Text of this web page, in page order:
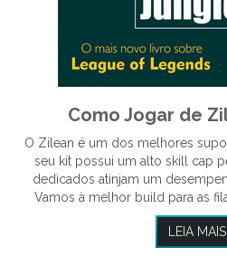
Como Jogar de
O Zilean é um dos melhores
seu kit possui um alto skill cap
dedicados atinjam um
Vamos à melhor build para as
LEIA MAIS